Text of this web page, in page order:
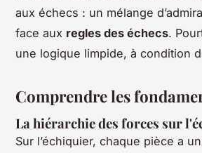
aux échecs : un mélange
face aux regles des échecs.
une logique limpide, à condition
Comprendre les
La hiérarchie des forces sur
Sur l’échiquier, chaque pièce a